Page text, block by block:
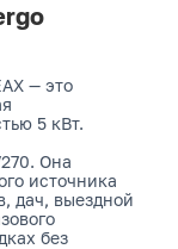
— это
5 кВт.
Она
источника
дач, выездной
без